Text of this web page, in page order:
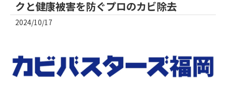
クと健康被害を防ぐプロのカビ除去
2024/10/17